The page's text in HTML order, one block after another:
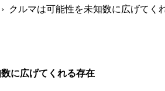
› クルマは可能性を未知数に広げてく
に広げてくれる存在